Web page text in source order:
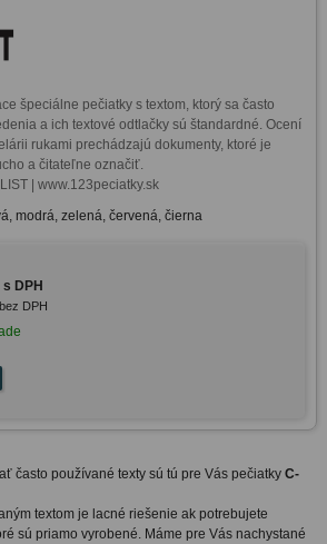
špeciálne pečiatky s textom, ktorý sa často
a ich textové odtlačky sú štandardné. Ocení
rukami prechádzajú dokumenty, ktoré je
a čitateľne označiť.
| www.123peciatky.sk
modrá, zelená, červená, čierna
DPH
DPH
často používané texty sú tú pre Vás pečiatky C-
textom je lacné riešenie ak potrebujete
sú priamo vyrobené. Máme pre Vás nachystané